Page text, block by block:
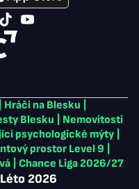
Hráči na Blesku
Blesku
Nemovitosti
psychologické mýty
prostor Level 9
Chance Liga 2026/27
Léto 2026